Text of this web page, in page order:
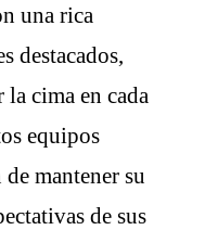
una rica
destacados,
cima en cada
equipos
mantener su
de sus